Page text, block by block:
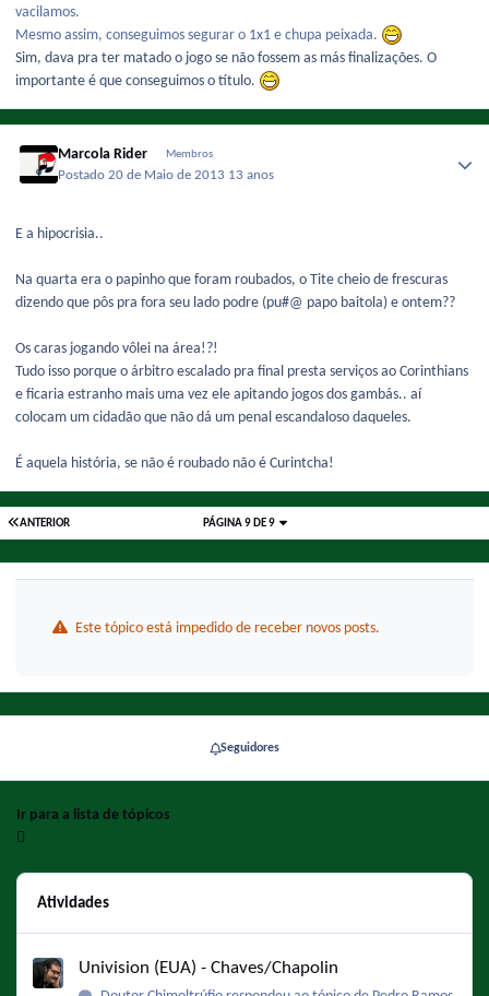
vacilamos.
Mesmo assim, conseguimos segurar o 1x1 e chupa peixada.
Sim, dava pra ter matado o jogo se não fossem as más finalizações. O
importante é que conseguimos o título.
Marcola Rider Membros
Postado20 de Maio de 2013 13 anos
E a hipocrisia..
Na quarta era o papinho que foram roubados, o Tite cheio de frescuras
dizendo que pôs pra fora seu lado podre (pu#@ papo baitola) e ontem??
Os caras jogando vôlei na área!?!
Tudo isso porque o árbitro escalado pra final presta serviços ao Corinthians
e ficaria estranho mais uma vez ele apitando jogos dos gambás.. aí
colocam um cidadão que não dá um penal escandaloso daqueles.
É aquela história, se não é roubado não é Curintcha!
ANTERIOR PÁGINA 9 DE 9
Este tópico está impedido de receber novos posts.
Seguidores
Ir para a lista de tópicos
Atividades
Univision (EUA) - Chaves/Chapolin